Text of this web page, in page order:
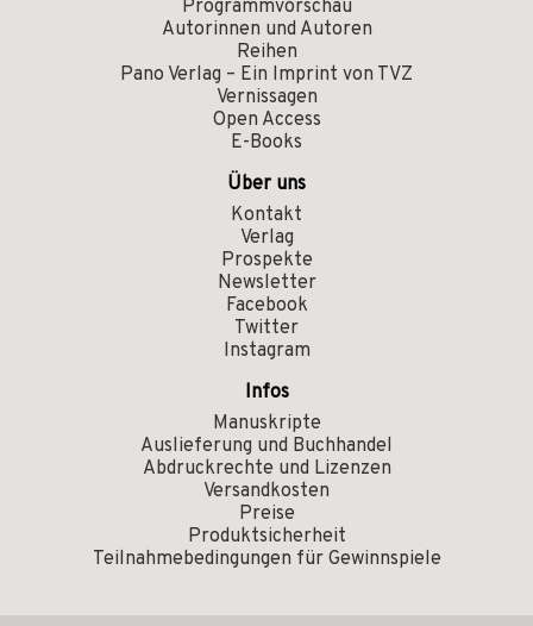
Programmvorschau
Autorinnen und Autoren
Reihen
Pano Verlag – Ein Imprint von TVZ
Vernissagen
Open Access
E-Books
Über uns
Kontakt
Verlag
Prospekte
Newsletter
Facebook
Twitter
Instagram
Infos
Manuskripte
Auslieferung und Buchhandel
Abdruckrechte und Lizenzen
Versandkosten
Preise
Produktsicherheit
Teilnahmebedingungen für Gewinnspiele